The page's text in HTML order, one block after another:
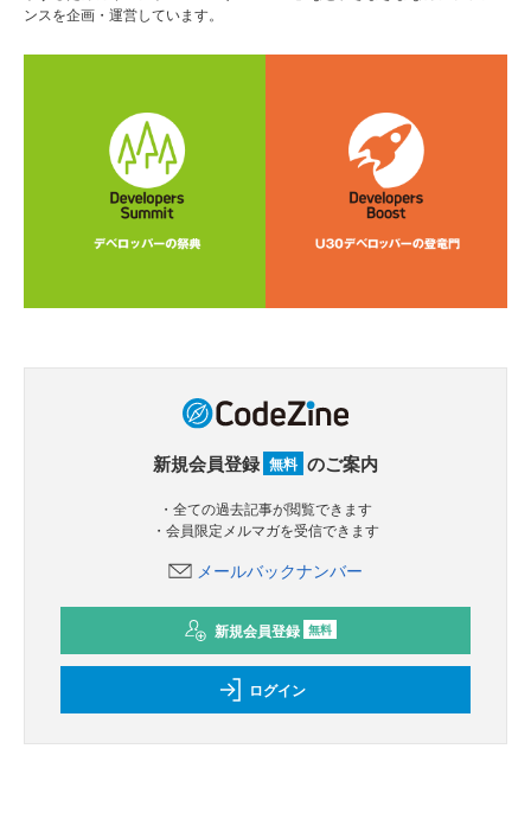
ンスを企画・運営しています。
新規会員登録 無料 のご案内
・全ての過去記事が閲覧できます
・会員限定メルマガを受信できます
メールバックナンバー
新規会員登録 無料
ログイン